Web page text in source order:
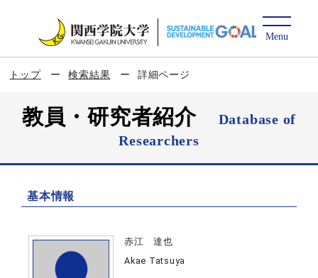
トップ 検索結果 詳細ページ
教員・研究者紹介
Database of
Researchers
基本情報
赤江 達也
Akae Tatsuya